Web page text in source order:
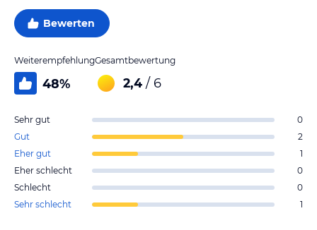
Bewerten
Weiterempfehlung
48%
Gesamtbewertung
2,4 / 6
Sehr gut
0
Gut
2
Eher gut
1
Eher schlecht
0
Schlecht
0
Sehr schlecht
1